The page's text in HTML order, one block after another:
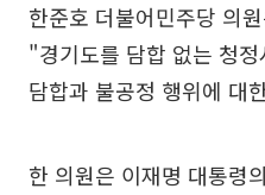
한준호 더불어민주당 의
"경기도를 담합 없는 청
담합과 불공정 행위에 대
한 의원은 이재명 대통령